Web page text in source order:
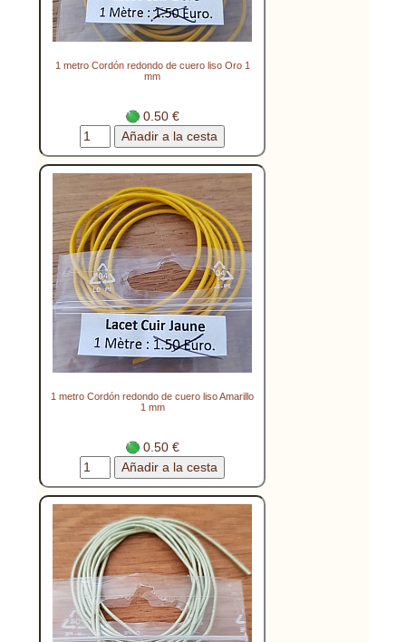
1 metro Cordón redondo de cuero liso Oro 1
mm
0.50 €
1 metro Cordón redondo de cuero liso Amarillo
1 mm
0.50 €